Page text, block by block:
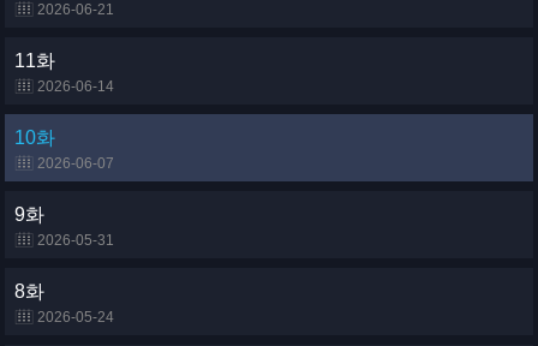
2026-06-21
11화
2026-06-14
10화
2026-06-07
9화
2026-05-31
8화
2026-05-24